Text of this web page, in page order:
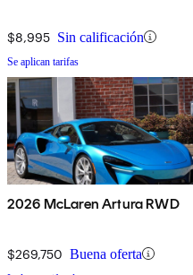
$8,995 Sin calificación
Se aplican tarifas
2026 McLaren Artura RWD
$269,750 Buena oferta